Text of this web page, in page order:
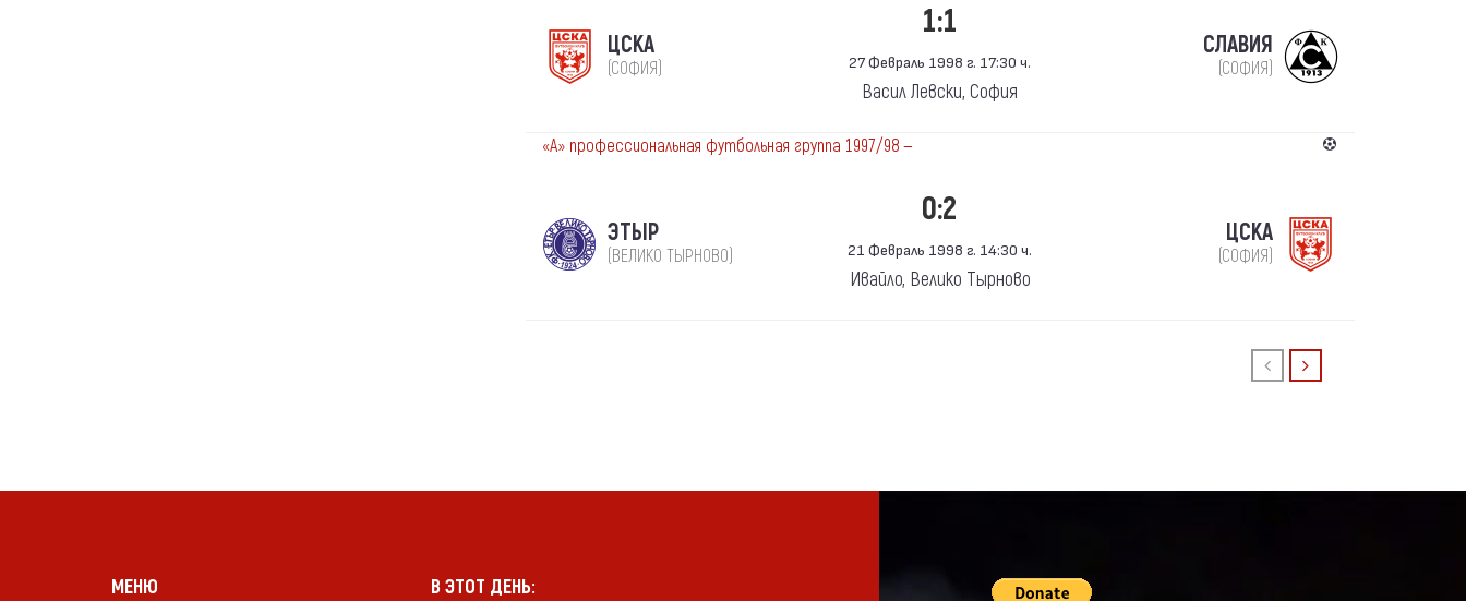
ЦСКА
(СОФИЯ)
1:1
27 Февраль 1998 г. 17:30 ч.
Васил Левски, София
СЛАВИЯ
(СОФИЯ)
«А» профессиональная футбольная группа 1997/98 —
ЭТЫР
(ВЕЛИКО ТЫРНОВО)
0:2
21 Февраль 1998 г. 14:30 ч.
Ивайло, Велико Тырново
ЦСКА
(СОФИЯ)
МЕНЮ В ЭТОТ ДЕНЬ: